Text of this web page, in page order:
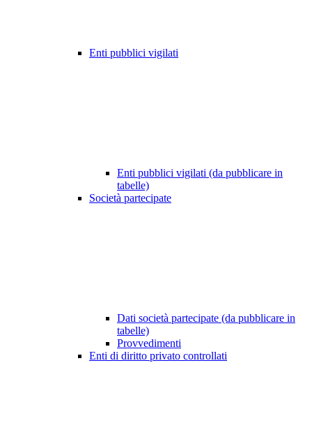
Enti pubblici vigilati
Enti pubblici vigilati (da pubblicare in
tabelle)
Società partecipate
Dati società partecipate (da pubblicare in
tabelle)
Provvedimenti
Enti di diritto privato controllati